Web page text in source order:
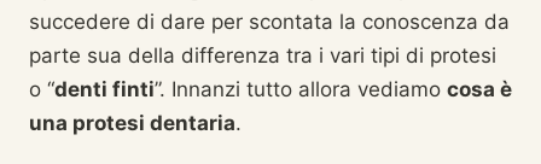
succedere di dare per scontata la conoscenza da
parte sua della differenza tra i vari tipi di protesi
o “denti finti”. Innanzi tutto allora vediamo cosa è
una protesi dentaria.